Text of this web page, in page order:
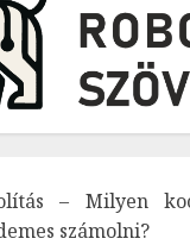
– Milyen
számolni?